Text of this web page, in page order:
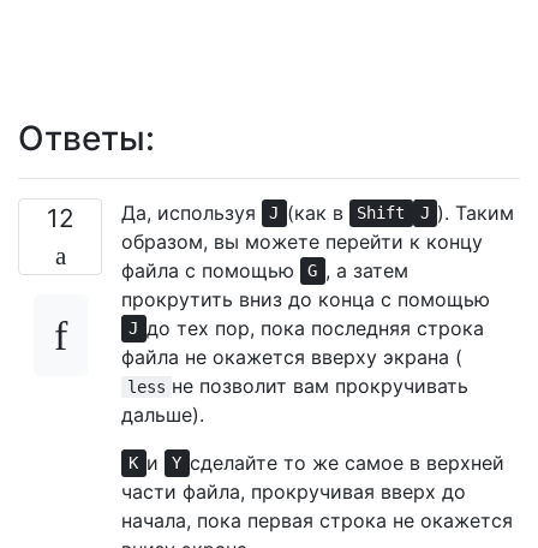
Ответы:
12 Да, используя J (как в Shift J ). Таким
образом, вы можете перейти к концу
файла с помощью
G , а затем
прокрутить вниз до конца с помощью
J до тех пор, пока последняя строка
файла не окажется вверху экрана (
less не позволит вам прокручивать
дальше).
K и Y сделайте то же самое в верхней
части файла, прокручивая вверх до
начала, пока первая строка не окажется